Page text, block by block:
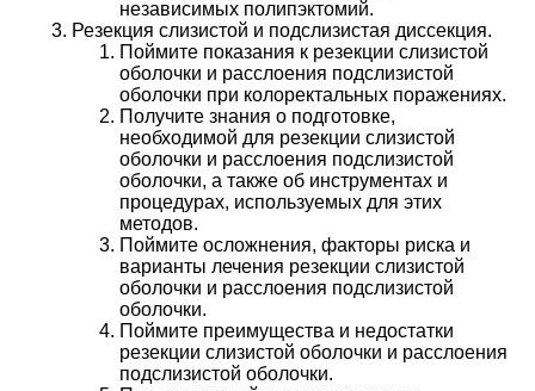
независимых полипэктомий.
Резекция слизистой и подслизистая диссекция.
Поймите показания к резекции слизистой
оболочки и расслоения подслизистой
оболочки при колоректальных поражениях.
Получите знания о подготовке,
необходимой для резекции слизистой
оболочки и расслоения подслизистой
оболочки, а также об инструментах и ​​
процедурах, используемых для этих
методов.
Поймите осложнения, факторы риска и
варианты лечения резекции слизистой
оболочки и расслоения подслизистой
оболочки.
Поймите преимущества и недостатки
резекции слизистой оболочки и расслоения
подслизистой оболочки.